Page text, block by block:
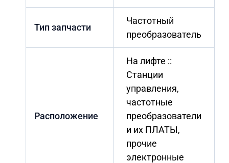
Тип запчасти
Частотный
преобразователь
Расположение
На лифте ::
Станции
управления,
частотные
преобразователи
и их ПЛАТЫ,
прочие
электронные